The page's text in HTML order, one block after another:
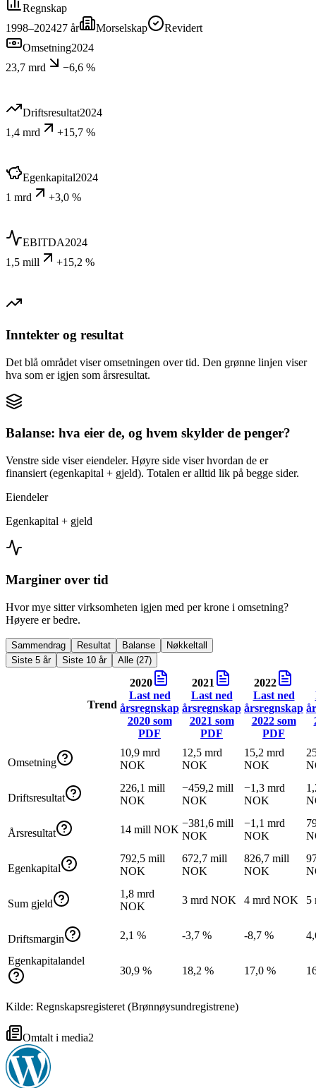
Regnskap
1998–202427 år Morselskap
Revidert
Omsetning2024
23,7 mrd
−6,6 %
Driftsresultat2024
1,4 mrd
+15,7 %
Egenkapital2024
1 mrd
+3,0 %
EBITDA2024
1,5 mill
+15,2 %
Inntekter og resultat
Det blå området viser omsetningen over tid. Den grønne linjen viser
hva som er igjen som årsresultat.
Balanse: hva eier de, og hvem skylder de penger?
Venstre side viser eiendeler. Høyre side viser hvordan de er
finansiert (egenkapital + gjeld). Totalen er alltid lik på begge sider.
Eiendeler
Egenkapital + gjeld
Marginer over tid
Hvor mye sitter virksomheten igjen med per krone i omsetning?
Høyere er bedre.
Sammendrag Resultat Balanse
Nøkkeltall
Siste 5 år
Siste 10 år Alle (27)
Trend
2020
Last ned
årsregnskap
2020som
PDF
2021
Last ned
årsregnskap
2021 som
PDF
2022
Last ned
årsregnskap
2022som
PDF
Omsetning
10,9 mrd
NOK
12,5 mrd
NOK
15,2 mrd
NOK
Driftsresultat
226,1 mill
NOK
−459,2 mill
NOK
−1,3 mrd
NOK
Årsresultat 14 mill NOK
−381,6 mill
NOK
−1,1 mrd
NOK
Egenkapital
792,5 mill
NOK
672,7 mill
NOK
826,7 mill
NOK
Sum gjeld
1,8 mrd
NOK
3 mrd NOK 4 mrd NOK 5
Driftsmargin 2,1 % -3,7 % -8,7 %
Egenkapitalandel
30,9 %
18,2 % 17,0 %
Kilde: Regnskapsregisteret (Brønnøysundregistrene)
Omtalt i media2